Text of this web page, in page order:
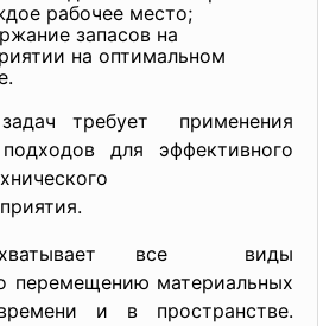
рабочее место;
запасов на
на оптимальном
требует применения
для эффективного
все виды
перемещению материальных
и в пространстве.